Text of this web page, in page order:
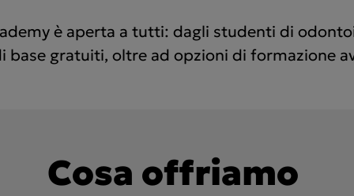
è aperta a tutti: dagli studenti di
gratuiti, oltre ad opzioni di formazione
Cosa offriamo